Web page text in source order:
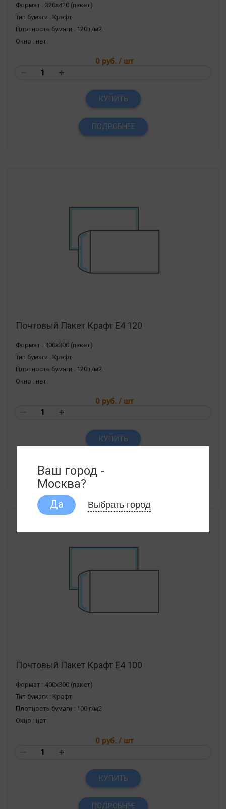
Формат : 320х420 (пакет)
Тип бумаги : Крафт
Плотность бумаги : 120 г/м2
Окно : нет
0 руб. / шт
КУПИТЬ
ПОДРОБНЕЕ
Почтовый Пакет Крафт Е4 120
Формат : 400х300 (пакет)
Тип бумаги : Крафт
Плотность бумаги : 120 г/м2
Окно : нет
0 руб. / шт
КУПИТЬ
ПОДРОБНЕЕ
Почтовый Пакет Крафт Е4 100
Формат : 400х300 (пакет)
Тип бумаги : Крафт
Плотность бумаги : 100 г/м2
Окно : нет
0 руб. / шт
КУПИТЬ
ПОДРОБНЕЕ
Ваш город -
Москва?
Да Выбрать город